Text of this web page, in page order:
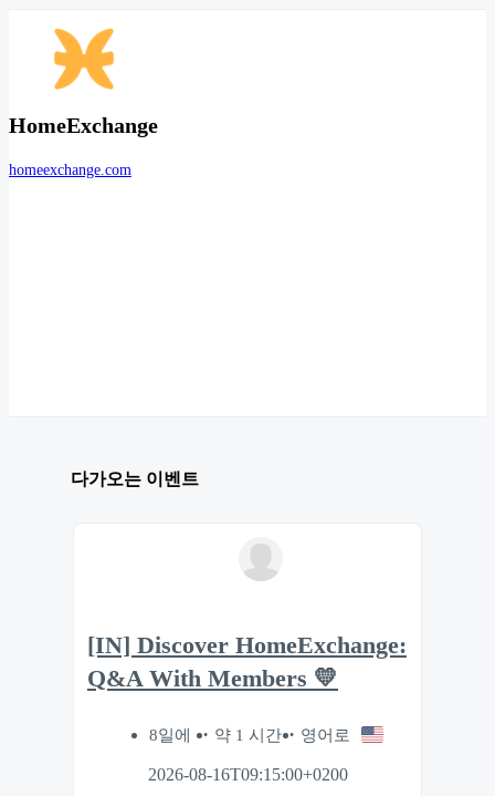
HomeExchange
homeexchange.com
다가오는 이벤트
[IN] Discover HomeExchange:
Q&A With Members 💛
8일에 약 1 시간 영어로
2026-08-16T09:15:00+0200